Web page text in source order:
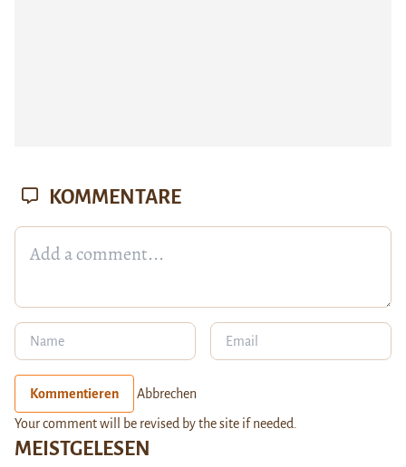
MEISTGELESEN
KOMMENTARE
Kommentieren Abbrechen
Your comment will be revised by the site if needed.